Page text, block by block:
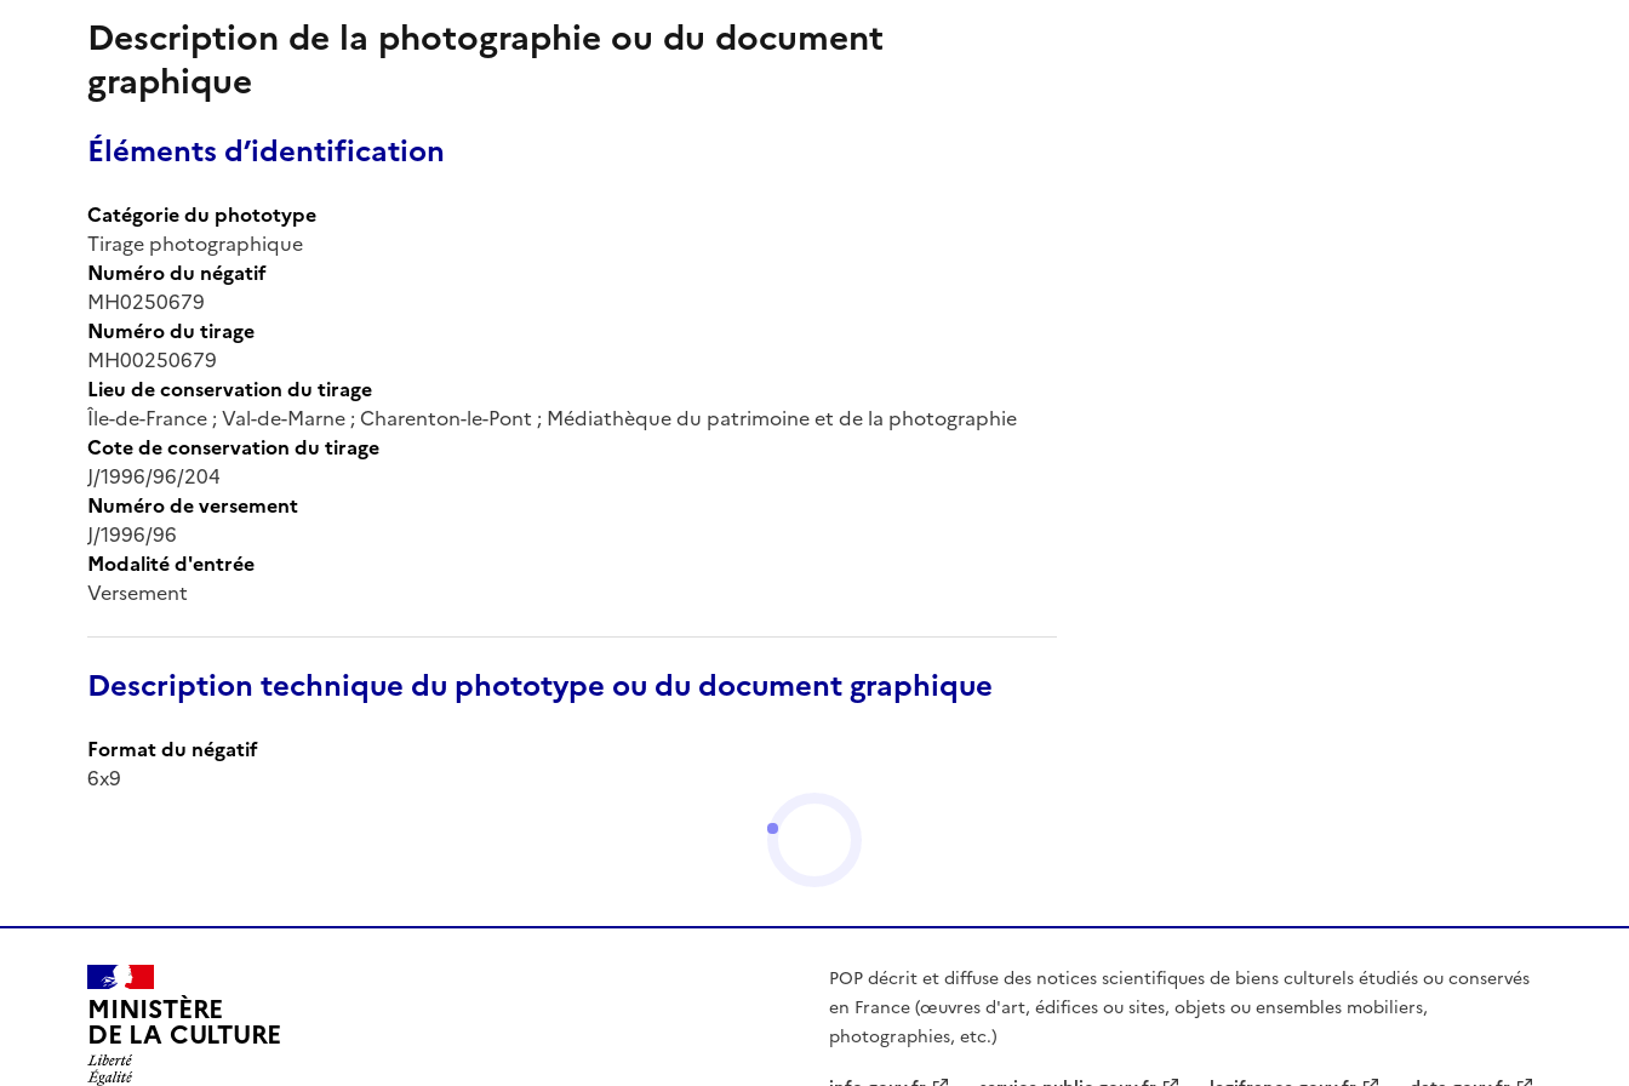
Description de la photographie ou du document
graphique
Éléments d’identification
Catégorie du phototype
Tirage photographique
Numéro du négatif
MH0250679
Numéro du tirage
MH00250679
Lieu de conservation du tirage
Île-de-France ; Val-de-Marne ; Charenton-le-Pont ; Médiathèque du patrimoine et de la photographie
Cote de conservation du tirage
J/1996/96/204
Numéro de versement
J/1996/96
Modalité d'entrée
Versement
Description technique du phototype ou du document graphique
Format du négatif
6x9
MINISTÈRE
DE LA CULTURE
POP décrit et diffuse des notices scientifiques de biens culturels étudiés ou conservés
en France (œuvres d'art, édifices ou sites, objets ou ensembles mobiliers,
photographies, etc.)